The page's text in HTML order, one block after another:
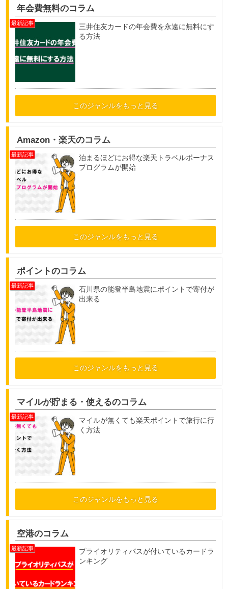
年会費無料のコラム
三井住友カードの年会費を永遠に無料にす
る方法
このジャンルをもっと見る
Amazon・楽天のコラム
泊まるほどにお得な楽天トラベルボーナス
プログラムが開始
このジャンルをもっと見る
ポイントのコラム
石川県の能登半島地震にポイントで寄付が
出来る
このジャンルをもっと見る
マイルが貯まる・使えるのコラム
マイルが無くても楽天ポイントで旅行に行
く方法
このジャンルをもっと見る
空港のコラム
プライオリティパスが付いているカードラ
ンキング